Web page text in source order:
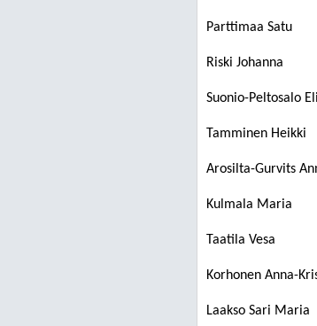
Parttimaa Satu
Riski Johanna
Suonio-Peltosalo
Tamminen Heikki
Arosilta-Gurvits
Kulmala Maria
Taatila Vesa
Korhonen Anna-
Laakso Sari Maria